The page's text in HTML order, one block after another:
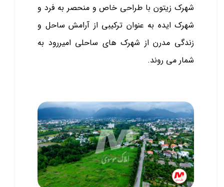
شهرک زیتون با طراحی خاص و منحصر به فرد و
شهرک ایده به عنوان ترکیبی از آرامش ساحل و
زندگی مدرن از شهرک های ساحلی امیررود به
شمار می روند.